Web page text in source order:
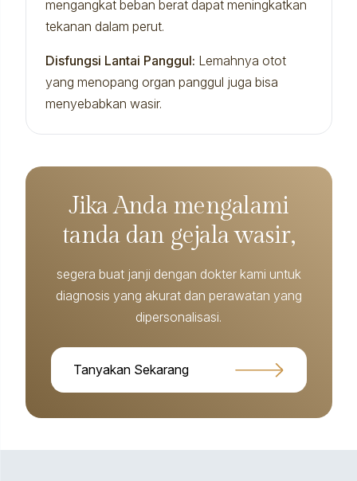
mengangkat beban berat dapat meningkatkan
tekanan dalam perut.
Disfungsi Lantai Panggul: Lemahnya otot
yang menopang organ panggul juga bisa
menyebabkan wasir.
Jika Anda mengalami
tanda dan gejala wasir,
segera buat janji dengan dokter kami untuk
diagnosis yang akurat dan perawatan yang
dipersonalisasi.
Tanyakan Sekarang